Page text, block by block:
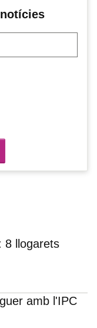
8 llogarets
amb l'IPC